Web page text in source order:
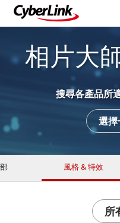
相片大
搜尋各產品所
選
風格 & 特效
所